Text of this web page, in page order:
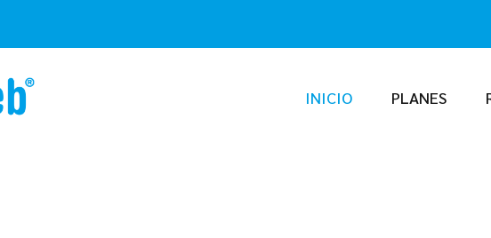
INICIO PLANES